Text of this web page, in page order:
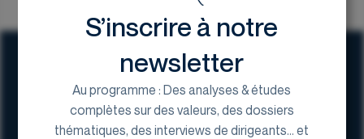
S’inscrire à notre
newsletter
Au programme : Des analyses & études
complètes sur des valeurs, des dossiers
thématiques, des interviews de dirigeants... et